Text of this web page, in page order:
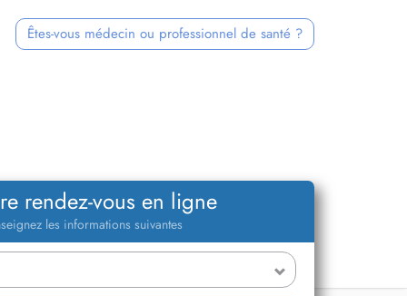
Êtes-vous médecin ou professionnel de santé ?
rendez-vous en ligne
les informations suivantes